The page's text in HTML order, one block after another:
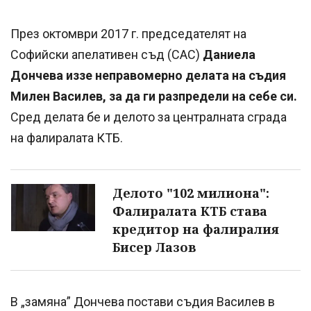
През октомври 2017 г. председателят на
Софийски апелативен съд (САС) Даниела
Дончева иззе неправомерно делата на съдия
Милен Василев, за да ги разпредели на себе си.
Сред делата бе и делото за централната сграда
на фалиралата КТБ.
Делото "102 милиона":
Фалиралата КТБ става
кредитор на фалиралия
Бисер Лазов
В „замяна” Дончева постави съдия Василев в